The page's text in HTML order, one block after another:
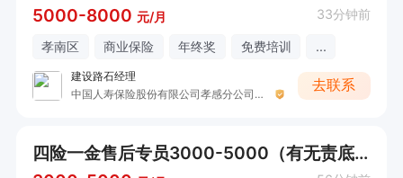
5000-8000 元/月 33分钟前
孝南区 商业保险 年终奖 免费培训 ...
建设路石经理
中国人寿保险股份有限公司孝感分公司营业部开发区营销服务部（石女士）
去联系
四险一金售后专员3000-5000（有无责底薪）